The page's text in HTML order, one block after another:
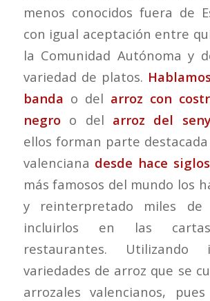
menos conocidos fuera de
con igual aceptación entre
la Comunidad Autónoma y
variedad de platos.
banda o del arroz con
negroo del arroz del
ellos forman parte
valenciana desde hace siglos
más famosos del mundo los
y reinterpretado miles de
incluirlos en las
restaurantes. Utilizando
variedades de arroz que se
arrozales valencianos,